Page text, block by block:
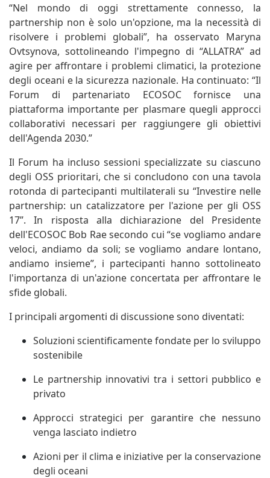
“Nel mondo di oggi strettamente connesso, la
partnership non è solo un'opzione, ma la necessità di
risolvere i problemi globali”, ha osservato Maryna
Ovtsynova, sottolineando l'impegno di “ALLATRA” ad
agire per affrontare i problemi climatici, la protezione
degli oceani e la sicurezza nazionale. Ha continuato: “Il
Forum di partenariato ECOSOC fornisce una
piattaforma importante per plasmare quegli approcci
collaborativi necessari per raggiungere gli obiettivi
dell'Agenda 2030.”
Il Forum ha incluso sessioni specializzate su ciascuno
degli OSS prioritari, che si concludono con una tavola
rotonda di partecipanti multilaterali su “Investire nelle
partnership: un catalizzatore per l'azione per gli OSS
17”. In risposta alla dichiarazione del Presidente
dell'ECOSOC Bob Rae secondo cui “se vogliamo andare
veloci, andiamo da soli; se vogliamo andare lontano,
andiamo insieme”, i partecipanti hanno sottolineato
l'importanza di un'azione concertata per affrontare le
sfide globali.
I principali argomenti di discussione sono diventati:
Soluzioni scientificamente fondate per lo sviluppo
sostenibile
Le partnership innovativi tra i settori pubblico e
privato
Approcci strategici per garantire che nessuno
venga lasciato indietro
Azioni per il clima e iniziative per la conservazione
degli oceani